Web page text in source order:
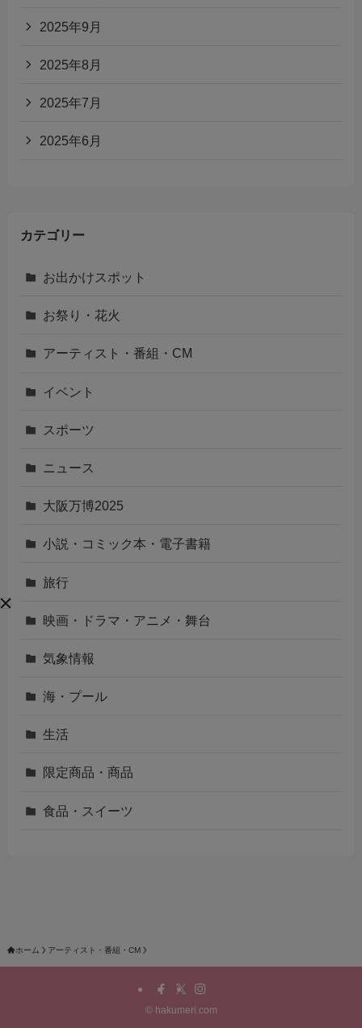
2025年9月
2025年8月
2025年7月
2025年6月
カテゴリー
お出かけスポット
お祭り・花火
アーティスト・番組・CM
イベント
スポーツ
ニュース
大阪万博2025
小説・コミック本・電子書籍
旅行
映画・ドラマ・アニメ・舞台
気象情報
海・プール
生活
限定商品・商品
食品・スイーツ
ホーム アーティスト・番組・CM
©hakumeri.com